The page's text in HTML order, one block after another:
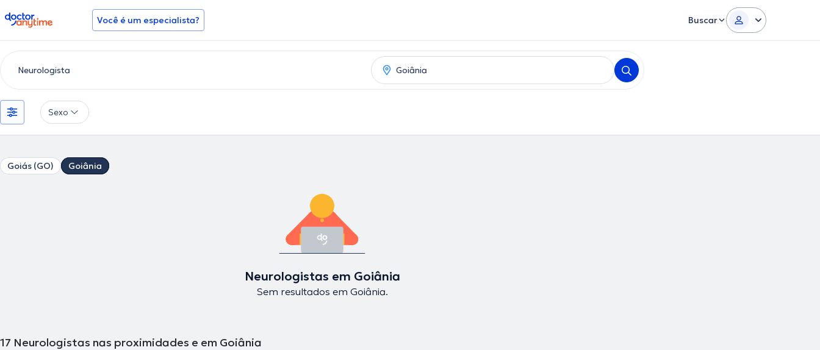
doctoranytime Você é um especialista? Buscar
Sexo
Goiás (GO) Goiânia
Neurologistas em Goiânia
Sem resultados em Goiânia.
17 Neurologistas nas proximidades e em Goiânia